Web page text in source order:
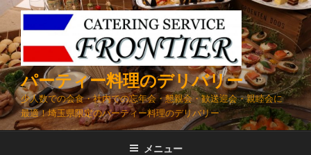
コ
テ
ン
ツ
へ
ス
キ
パーティー料理のデリバリー
少人数での会食・社内での忘年会・懇親会・歓送迎会・親睦会に
最適！埼玉県限定のパーティー料理のデリバリー
メニュー